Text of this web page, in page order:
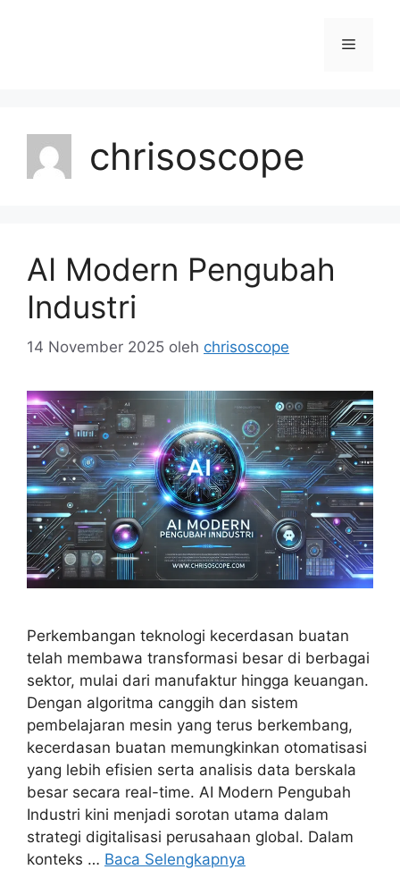
Menu
chrisoscope
AI Modern Pengubah
Industri
14 November 2025 oleh chrisoscope
Perkembangan teknologi kecerdasan buatan
telah membawa transformasi besar di berbagai
sektor, mulai dari manufaktur hingga keuangan.
Dengan algoritma canggih dan sistem
pembelajaran mesin yang terus berkembang,
kecerdasan buatan memungkinkan otomatisasi
yang lebih efisien serta analisis data berskala
besar secara real-time. AI Modern Pengubah
Industri kini menjadi sorotan utama dalam
strategi digitalisasi perusahaan global. Dalam
konteks … Baca Selengkapnya